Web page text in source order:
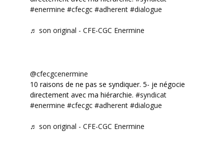
#enermine #cfecgc #adherent #dialogue
♬ son original - CFE-CGC Enermine
@cfecgcenermine
10 raisons de ne pas se syndiquer. 5- je négocie
directement avec ma hiérarchie. #syndicat
#enermine #cfecgc #adherent #dialogue
♬ son original - CFE-CGC Enermine